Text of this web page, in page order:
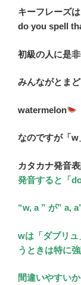
キーフレーズ
do you spell
初級の人に是
みんながとま
watermelon
なのですが「w
カタカナ発音
発音すると「
“w, a ” が” a,
wは「ダブリ
うときは特に強
間違いやすいか